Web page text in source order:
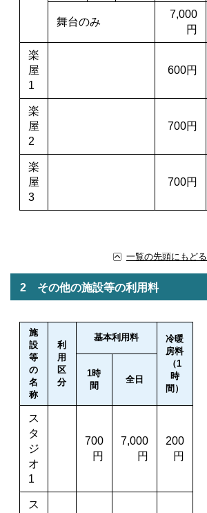
舞台のみ
7,000
円
楽
屋
1
600円
楽
屋
2
700円
楽
屋
3
700円
一覧の先頭にもどる
2 その他の施設等の利用料
施
設
等
の
名
称
利
用
区
分
基本利用料
冷暖
房料
（1
時
間）
1時
間
全日
ス
タ
ジ
オ
1
700
円
7,000
円
200
円
ス